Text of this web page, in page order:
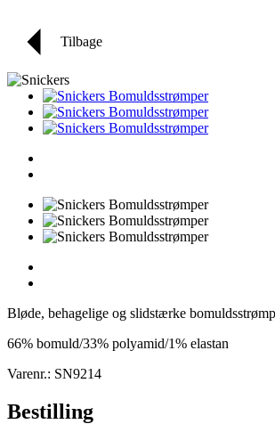
Tilbage
Bløde, behagelige og slidstærke
66% bomuld/33% polyamid/1% elastan
Varenr.: SN9214
Bestilling